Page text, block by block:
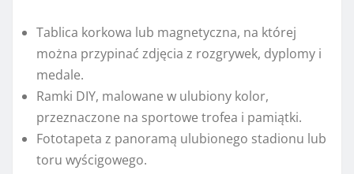
Tablica korkowa lub magnetyczna, na której
można przypinać zdjęcia z rozgrywek, dyplomy i
medale.
Ramki DIY, malowane w ulubiony kolor,
przeznaczone na sportowe trofea i pamiątki.
Fototapeta z panoramą ulubionego stadionu lub
toru wyścigowego.